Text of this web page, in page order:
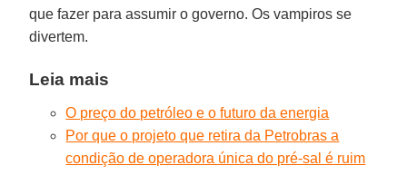
que fazer para assumir o governo. Os vampiros se
divertem.
Leia mais
O preço do petróleo e o futuro da energia
Por que o projeto que retira da Petrobras a
condição de operadora única do pré-sal é ruim